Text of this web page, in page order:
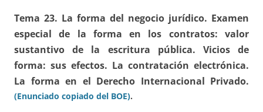
Tema 23. La forma del negocio jurídico. Examen
especial de la forma en los contratos: valor
sustantivo de la escritura pública. Vicios de
forma: sus efectos. La contratación electrónica.
La forma en el Derecho Internacional Privado.
(Enunciado copiado del BOE).